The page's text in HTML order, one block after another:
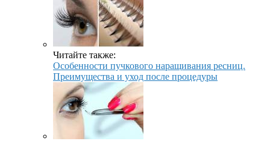
Читайте также:
Особенности пучкового наращивания ресниц.
Преимущества и уход после процедуры